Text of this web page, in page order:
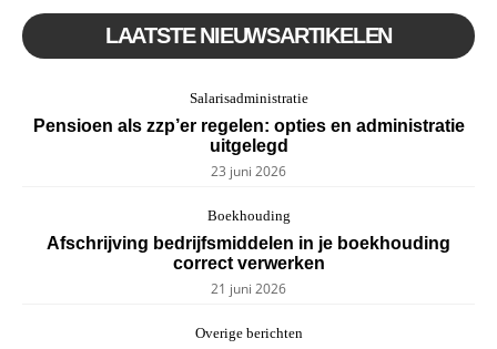
LAATSTE NIEUWSARTIKELEN
Salarisadministratie
Pensioen als zzp’er regelen: opties en administratie
uitgelegd
23 juni 2026
Boekhouding
Afschrijving bedrijfsmiddelen in je boekhouding
correct verwerken
21 juni 2026
Overige berichten